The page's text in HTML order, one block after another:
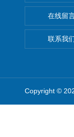
在线留
联系我
Copyright ©